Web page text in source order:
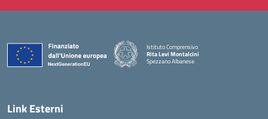
Istituto Comprensivo
Rita Levi Montalcini
Spezzano Albanese
— Visita la pagina iniziale della scuola
Link Esterni